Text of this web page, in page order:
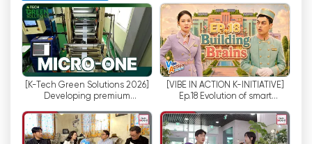
를 소비하는 사람들이 점점 더 많아지고 있는 오늘날
의 디지털 시대에 아리랑 TV/라디오는 원활한 라이
브 스트리밍 경험을 제공함으로써 이러한 트렌드를
수용했습니다. 이를 통해 전 세계 시청자들은 온라인
으로 TV를 시청하고 한국의 최신 소식을 접할 수 있
습니다.
아리랑 TV/라디오의 라이브 스트리밍 기능은 정규
프로그램에만 국한되지 않습니다. 특별 이벤트, 문화
[K-Tech Green Solutions 2026]
Developing premium
ONE
[VIBE IN ACTION K-INITIATIVE]
Ep.18 Evolution of smart